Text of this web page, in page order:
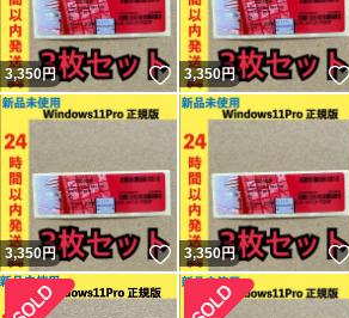
3,350円 いいね！
3,350円
3,350円 いいね！
3,350円